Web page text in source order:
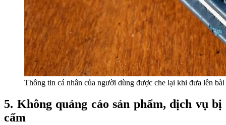
Thông tin cá nhân của người dùng được che lại khi đưa lên
5. Không quảng cáo sản phẩm, dịch vụ bị
cấm